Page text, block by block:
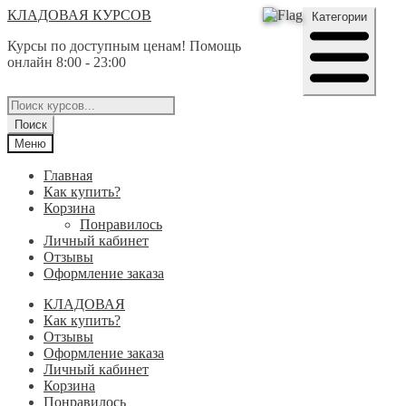
Перейти
Перейти
КЛАДОВАЯ КУРСОВ
Курсы по доступным ценам! Помощь
онлайн 8:00 - 23:00
Категории
Поиск
товаров
Поиск
Меню
Главная
Как купить?
Корзина
Понравилось
Личный кабинет
Отзывы
Оформление заказа
КЛАДОВАЯ
Как купить?
Отзывы
Оформление заказа
Личный кабинет
Корзина
Понравилось